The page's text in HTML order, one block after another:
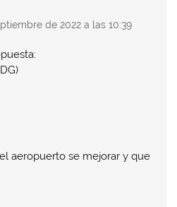
de 2022 a las 10:39
aeropuerto se mejorar y que